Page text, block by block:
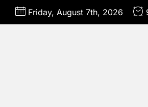
Skip
Friday, August 7th, 2026